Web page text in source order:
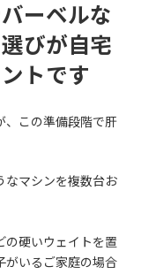
ーベルな
びが自宅
トです
、この準備段階で肝
なマシンを複数台お
の硬いウェイトを置
がいるご家庭の場合